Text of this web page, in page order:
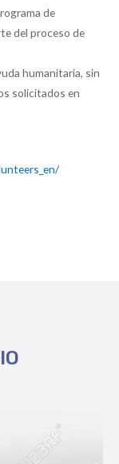
de
del proceso de
humanitaria, sin
solicitados en